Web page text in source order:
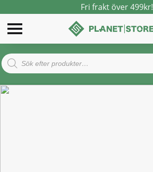
Fri frakt över 499kr!
Products
search